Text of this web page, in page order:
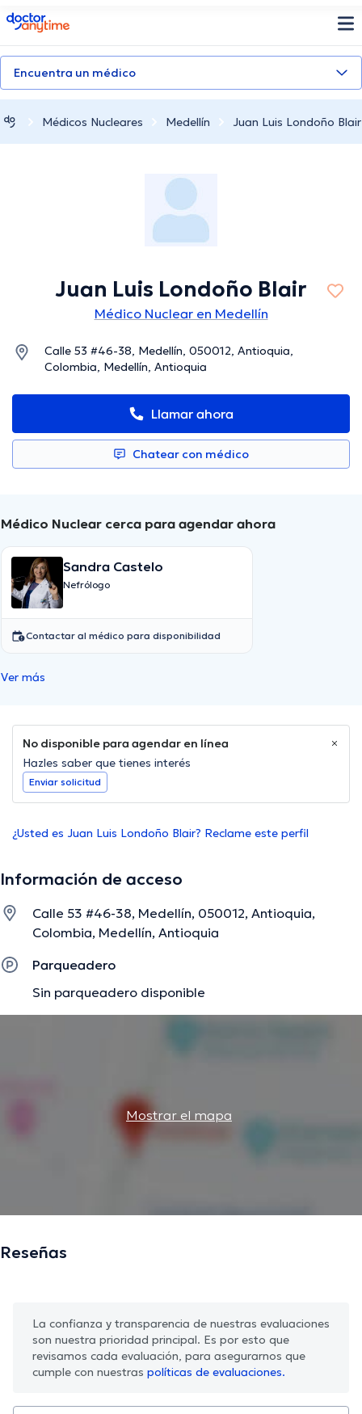
doctoranytime
Encuentra un médico
Médicos Nucleares Medellín Juan Luis Londoño Blair
Juan Luis Londoño Blair
Médico Nuclear en Medellín
Calle 53 #46-38, Medellín, 050012, Antioquia,
Colombia, Medellín, Antioquia
Llamar ahora
Chatear con médico
Médico Nuclear cerca para agendar ahora
Sandra Castelo
Nefrólogo
Contactar al médico para disponibilidad
Ver más
No disponible para agendar en línea
Hazles saber que tienes interés
Enviar solicitud
¿Usted es Juan Luis Londoño Blair? Reclame este perfil
Información de acceso
Calle 53 #46-38, Medellín, 050012, Antioquia,
Colombia, Medellín, Antioquia
Parqueadero
Sin parqueadero disponible
Mostrar el mapa
Reseñas
La confianza y transparencia de nuestras evaluaciones
son nuestra prioridad principal. Es por esto que
revisamos cada evaluación, para asegurarnos que
cumple con nuestras políticas de evaluaciones.